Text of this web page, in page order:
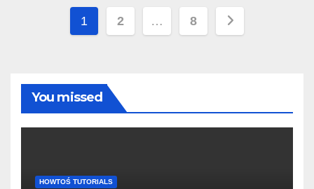
Seitennummerierung
Beiträge
1 2 … 8
You missed
HOWTOŚ TUTORIALS